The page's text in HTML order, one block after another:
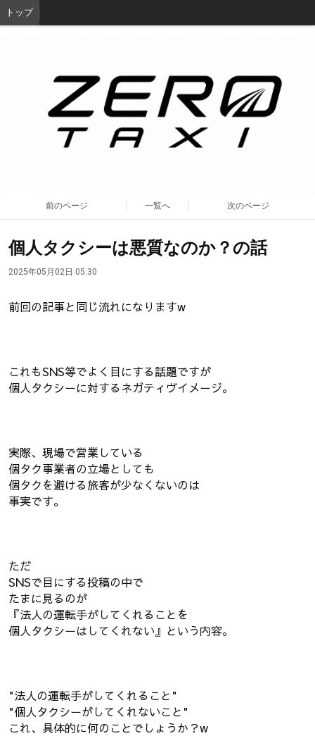
トップ
前のページ 一覧へ 次のページ
個人タクシーは悪質なのか？の話
2025年05月02日 05:30
前回の記事と同じ流れになりますw
これもSNS等でよく目にする話題ですが
個人タクシーに対するネガティヴイメージ。
実際、現場で営業している
個タク事業者の立場としても
個タクを避ける旅客が少なくないのは
事実です。
ただ
SNSで目にする投稿の中で
たまに見るのが
『法人の運転手がしてくれることを
個人タクシーはしてくれない』という内容。
"法人の運転手がしてくれること"
"個人タクシーがしてくれないこと"
これ、具体的に何のことでしょうか？w